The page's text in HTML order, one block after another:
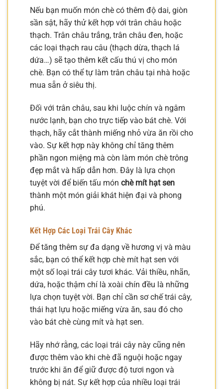
Nếu bạn muốn món chè có thêm độ dai, giòn
sần sật, hãy thử kết hợp với trân châu hoặc
thạch. Trân châu trắng, trân châu đen, hoặc
các loại thạch rau câu (thạch dừa, thạch lá
dứa…) sẽ tạo thêm kết cấu thú vị cho món
chè. Bạn có thể tự làm trân châu tại nhà hoặc
mua sẵn ở siêu thị.
Đối với trân châu, sau khi luộc chín và ngâm
nước lạnh, bạn cho trực tiếp vào bát chè. Với
thạch, hãy cắt thành miếng nhỏ vừa ăn rồi cho
vào. Sự kết hợp này không chỉ tăng thêm
phần ngon miệng mà còn làm món chè trông
đẹp mắt và hấp dẫn hơn. Đây là lựa chọn
tuyệt vời để biến tấu món chè mít hạt sen
thành một món giải khát hiện đại và phong
phú.
Kết Hợp Các Loại Trái Cây Khác
Để tăng thêm sự đa dạng về hương vị và màu
sắc, bạn có thể kết hợp chè mít hạt sen với
một số loại trái cây tươi khác. Vải thiều, nhãn,
dứa, hoặc thậm chí là xoài chín đều là những
lựa chọn tuyệt vời. Bạn chỉ cần sơ chế trái cây,
thái hạt lựu hoặc miếng vừa ăn, sau đó cho
vào bát chè cùng mít và hạt sen.
Hãy nhớ rằng, các loại trái cây này cũng nên
được thêm vào khi chè đã nguội hoặc ngay
trước khi ăn để giữ được độ tươi ngon và
không bị nát. Sự kết hợp của nhiều loại trái